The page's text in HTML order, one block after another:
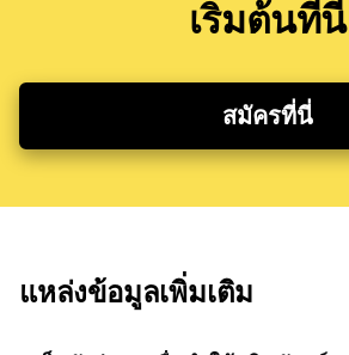
เริ่มต้นที่นี่
สมัครที่นี่
แหล่งข้อมูลเพิ่มเติม